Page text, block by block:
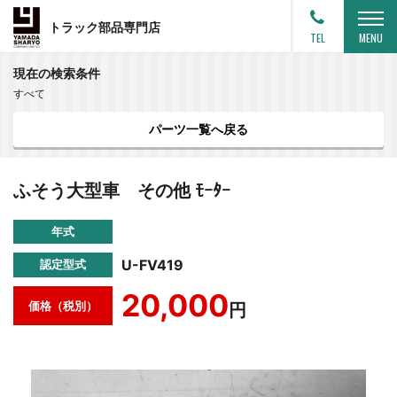
トラック部品専門店
TEL MENU
現在の検索条件
すべて
パーツ一覧へ戻る
ふそう大型車 その他 ﾓｰﾀｰ
年式
認定型式 U-FV419
価格（税別） 20,000 円